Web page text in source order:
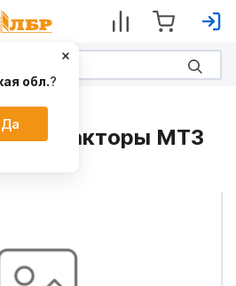
на Тракторы МТЗ
обл.?
Да